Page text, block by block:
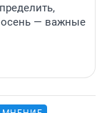
осень — важные